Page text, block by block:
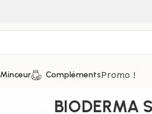
Minceur ComplémentsPromo !
BIODERMA SEBIUM GEL
BIODERMA